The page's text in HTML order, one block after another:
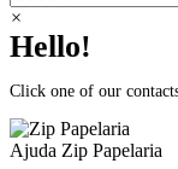
×
Hello!
Click one of our
Ajuda Zip Papelaria